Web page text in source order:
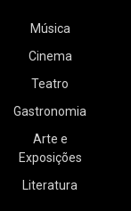
Música
Cinema
Teatro
Gastronomia
Arte e
Exposições
Literatura